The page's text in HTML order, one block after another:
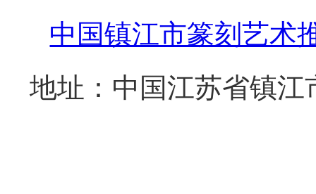
中国镇江市篆刻艺术
地址：中国江苏省镇江